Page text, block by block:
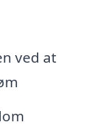
ved at